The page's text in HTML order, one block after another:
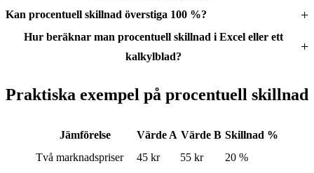
Kan procentuell skillnad överstiga 100 %?
Hur beräknar man procentuell skillnad i Excel eller ett
kalkylblad?
Praktiska exempel på procentuell skillnad
Jämförelse Värde A Värde B Skillnad %
Två marknadspriser
45 kr 55 kr
20 %